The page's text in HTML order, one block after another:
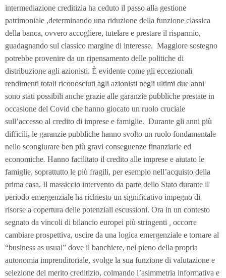
intermediazione creditizia ha ceduto il passo alla gestione
patrimoniale ,determinando una riduzione della funzione classica
della banca, ovvero accogliere, tutelare e prestare il risparmio,
guadagnando sul classico margine di interesse. Maggiore sostegno
potrebbe provenire da un ripensamento delle politiche di
distribuzione agli azionisti. È evidente come gli eccezionali
rendimenti totali riconosciuti agli azionisti negli ultimi due anni
sono stati possibili anche grazie alle garanzie pubbliche prestate in
occasione del Covid che hanno giocato un ruolo cruciale
sull’accesso al credito di imprese e famiglie. Durante gli anni più
difficili, le garanzie pubbliche hanno svolto un ruolo fondamentale
nello scongiurare ben più gravi conseguenze finanziarie ed
economiche. Hanno facilitato il credito alle imprese e aiutato le
famiglie, soprattutto le più fragili, per esempio nell’acquisto della
prima casa. Il massiccio intervento da parte dello Stato durante il
periodo emergenziale ha richiesto un significativo impegno di
risorse a copertura delle potenziali escussioni. Ora in un contesto
segnato da vincoli di bilancio europei più stringenti
occorre
cambiare prospettiva, uscire da una logica emergenziale e tornare al
“business as usual” dove il banchiere, nel pieno della propria
autonomia imprenditoriale, svolge la sua funzione di valutazione e
selezione del merito creditizio, colmando l’asimmetria informativa e